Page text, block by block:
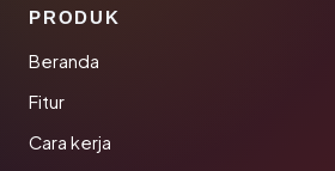
PRODUK
Beranda
Fitur
Cara kerja